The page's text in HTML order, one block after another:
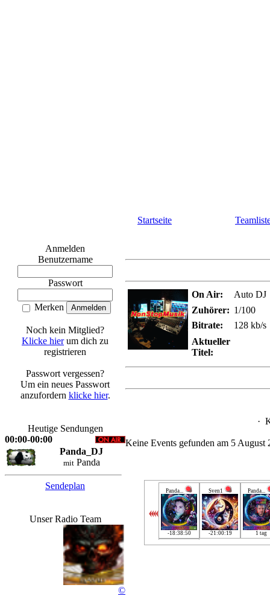
Startseite
Anmelden
Benutzername
Passwort
Merken
Noch kein Mitglied?
Klicke hierum dich zu
registrieren
Passwort vergessen?
Um ein neues Passwort
anzufordern klicke hier.
Heutige Sendungen
00:00-00:00
Panda_DJ
mitPanda
Sendeplan
Unser Radio Team
©
On Air:
Auto DJ
Zuhörer: 1/100
Bitrate:
128 kb/s
Aktueller
Titel:
·
Keine Events gefunden am 5 August
Panda...
-18:38:50
Sven1
-21:00:19
Panda...
1 tag
Rocky...